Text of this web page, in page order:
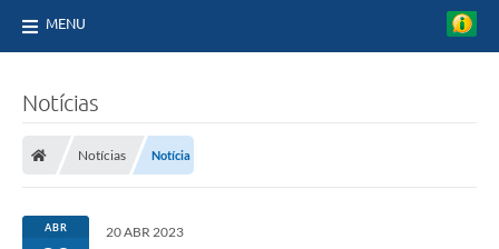
MENU
Notícias
Notícias Notícia
ABR 20 ABR 2023